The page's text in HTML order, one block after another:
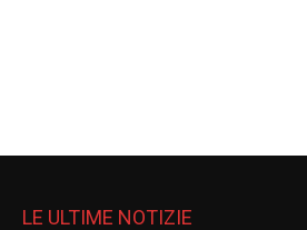
LE ULTIME NOTIZIE